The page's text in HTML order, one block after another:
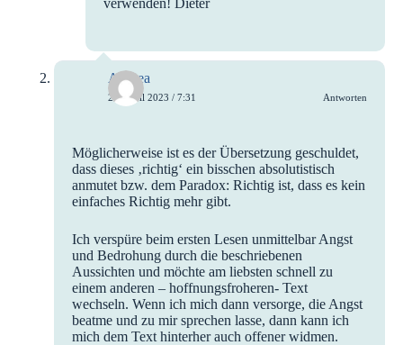
Andrea
24. April 2023 / 7:31 Antworten
Möglicherweise ist es der Übersetzung geschuldet,
dass dieses ‚richtig‘ ein bisschen absolutistisch
anmutet bzw. dem Paradox: Richtig ist, dass es kein
einfaches Richtig mehr gibt.
Ich verspüre beim ersten Lesen unmittelbar Angst
und Bedrohung durch die beschriebenen
Aussichten und möchte am liebsten schnell zu
einem anderen – hoffnungsfroheren- Text
wechseln. Wenn ich mich dann versorge, die Angst
beatme und zu mir sprechen lasse, dann kann ich
mich dem Text hinterher auch offener widmen.